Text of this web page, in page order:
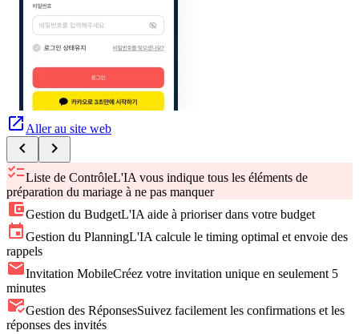
open_in_new Aller au site web
chevron_left
chevron_right
checklistListe de ContrôleL'IA vous indique tous les éléments de
préparation du mariage à ne pas manquer
account_balance_walletGestion du BudgetL'IA aide à prioriser dans votre budget
eventGestion du PlanningL'IA calcule le timing optimal et envoie des
rappels
mailInvitation MobileCréez votre invitation unique en seulement 5
minutes
mark_email_readGestion des RéponsesSuivez facilement les confirmations et les
réponses des invités